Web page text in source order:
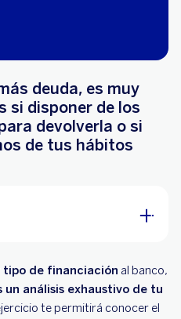
deuda, es muy
si disponer de los
devolverla o si
de tus hábitos
¿qué debo
de financiación al banco,
un análisis exhaustivo de tu
te permitirá conocer el